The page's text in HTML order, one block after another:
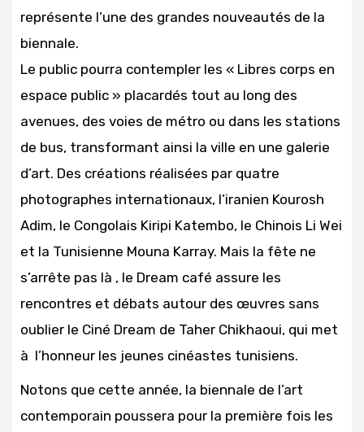
représente l’une des grandes nouveautés de la
biennale.
Le public pourra contempler les « Libres corps en
espace public » placardés tout au long des
avenues, des voies de métro ou dans les stations
de bus, transformant ainsi la ville en une galerie
d’art. Des créations réalisées par quatre
photographes internationaux, l’iranien Kourosh
Adim, le Congolais Kiripi Katembo, le Chinois Li Wei
et la Tunisienne Mouna Karray. Mais la fête ne
s’arrête pas là , le Dream café assure les
rencontres et débats autour des œuvres sans
oublier le Ciné Dream de Taher Chikhaoui, qui met
à l’honneur les jeunes cinéastes tunisiens.
Notons que cette année, la biennale de l’art
contemporain poussera pour la première fois les